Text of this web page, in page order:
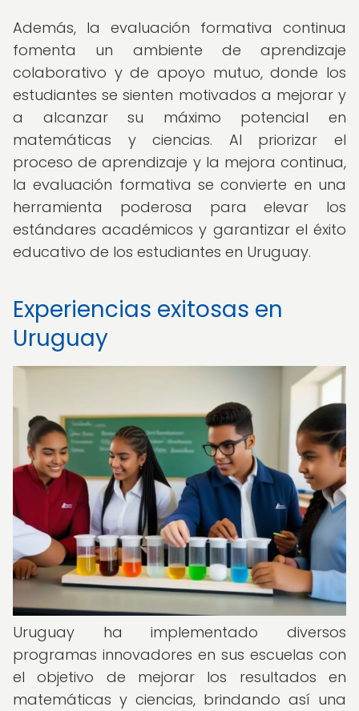
Además, la evaluación formativa continua
fomenta un ambiente de aprendizaje
colaborativo y de apoyo mutuo, donde los
estudiantes se sienten motivados a mejorar y
a alcanzar su máximo potencial en
matemáticas y ciencias. Al priorizar el
proceso de aprendizaje y la mejora continua,
la evaluación formativa se convierte en una
herramienta poderosa para elevar los
estándares académicos y garantizar el éxito
educativo de los estudiantes en Uruguay.
Experiencias exitosas en
Uruguay
Uruguay ha implementado diversos
programas innovadores en sus escuelas con
el objetivo de mejorar los resultados en
matemáticas y ciencias, brindando así una